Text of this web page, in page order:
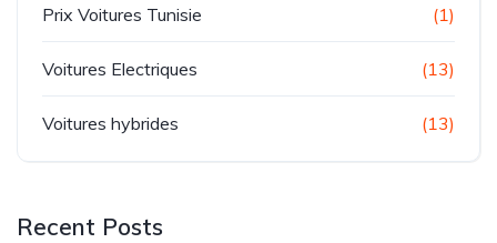
Prix Voitures Tunisie (1)
Voitures Electriques (13)
Voitures hybrides (13)
Recent Posts